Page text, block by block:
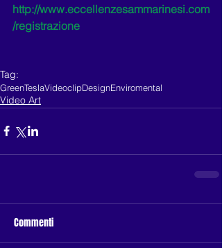
http://www.eccellenzesammarinesi.com
/registrazione
Tag:
GreenTeslaVideoclipDesignEnviromental
Video Art
Commenti